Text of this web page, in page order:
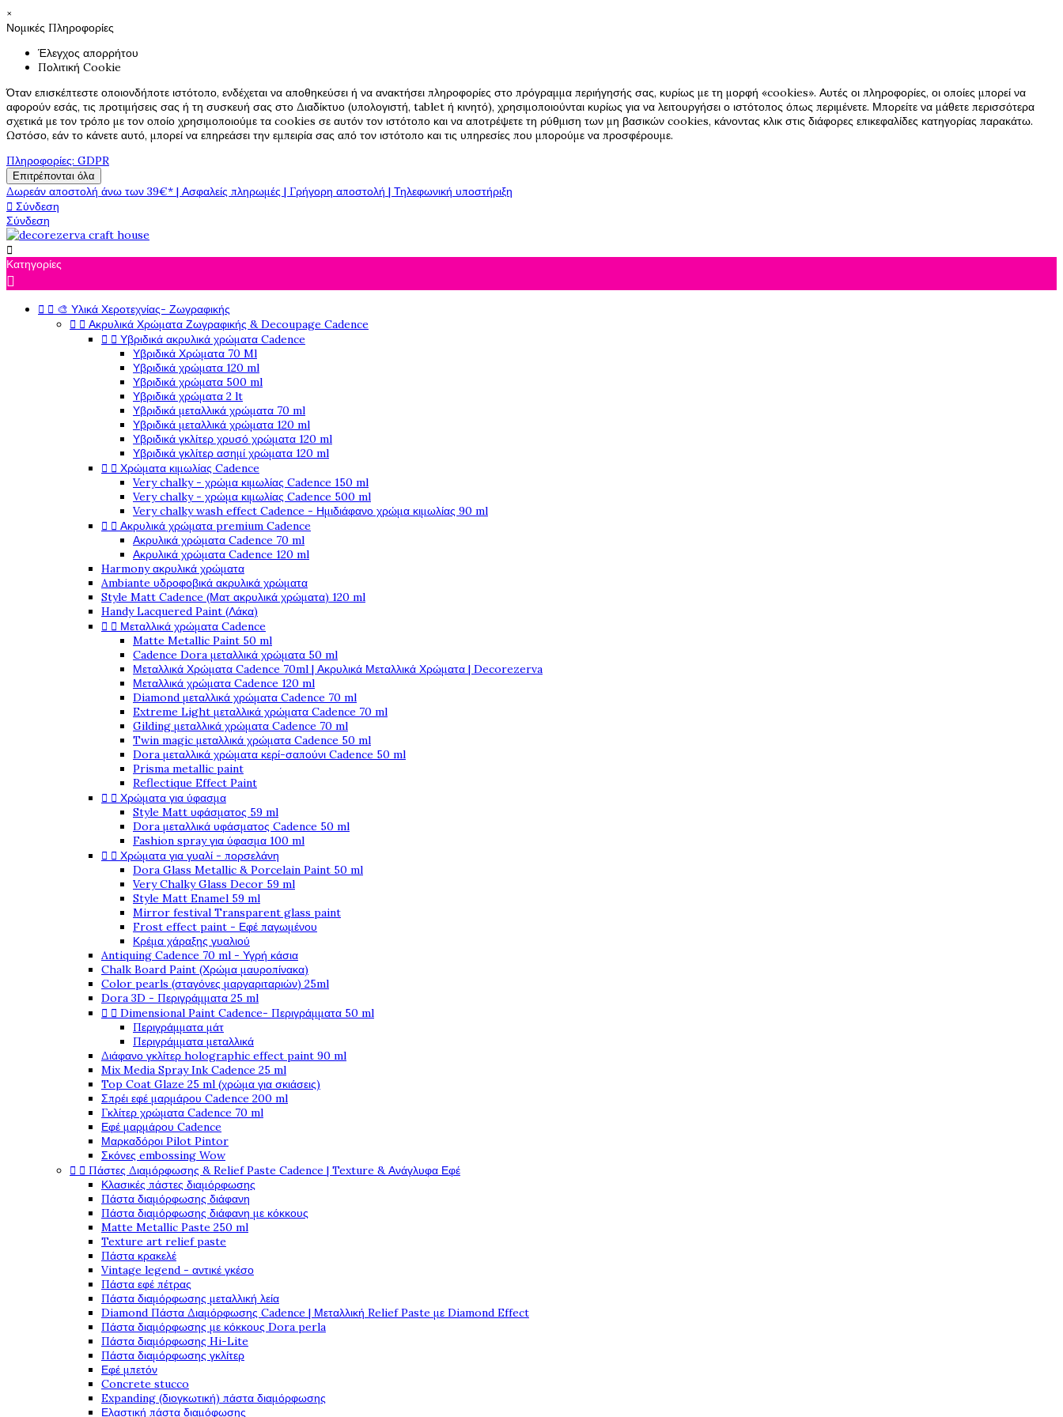
×
Νομικές Πληροφορίες
Έλεγχος απορρήτου
Πολιτική Cookie
Όταν επισκέπτεστε οποιονδήποτε ιστότοπο, ενδέχεται να αποθηκεύσει ή να ανακτήσει πληροφορίες στο πρόγραμμα περιήγησής σας, κυρίως με τη μορφή «cookies». Αυτές οι πληροφορίες, οι οποίες μπορεί να
αφορούν εσάς, τις προτιμήσεις σας ή τη συσκευή σας στο Διαδίκτυο (υπολογιστή, tablet ή κινητό), χρησιμοποιούνται κυρίως για να λειτουργήσει ο ιστότοπος όπως περιμένετε. Μπορείτε να μάθετε περισσότερα
σχετικά με τον τρόπο με τον οποίο χρησιμοποιούμε τα cookies σε αυτόν τον ιστότοπο και να αποτρέψετε τη ρύθμιση των μη βασικών cookies, κάνοντας κλικ στις διάφορες επικεφαλίδες κατηγορίας παρακάτω.
Ωστόσο, εάν το κάνετε αυτό, μπορεί να επηρεάσει την εμπειρία σας από τον ιστότοπο και τις υπηρεσίες που μπορούμε να προσφέρουμε.
Πληροφορίες: GDPR
Επιτρέπονται όλα
Δωρεάν αποστολή άνω των 39€* | Ασφαλείς πληρωμές | Γρήγορη αποστολή | Τηλεφωνική υποστήριξη
 Σύνδεση
Σύνδεση

Κατηγορίες

  🎨 Υλικά Χεροτεχνίας- Ζωγραφικής
  Ακρυλικά Χρώματα Ζωγραφικής & Decoupage Cadence
  Υβριδικά ακρυλικά χρώματα Cadence
Υβριδικά Χρώματα 70 Ml
Υβριδικά χρώματα 120 ml
Υβριδικά χρώματα 500 ml
Υβριδικά χρώματα 2 lt
Υβριδικά μεταλλικά χρώματα 70 ml
Υβριδικά μεταλλικά χρώματα 120 ml
Υβριδικά γκλίτερ χρυσό χρώματα 120 ml
Υβριδικά γκλίτερ ασημί χρώματα 120 ml
  Χρώματα κιμωλίας Cadence
Very chalky - χρώμα κιμωλίας Cadence 150 ml
Very chalky - χρώμα κιμωλίας Cadence 500 ml
Very chalky wash effect Cadence - Ημιδιάφανο χρώμα κιμωλίας 90 ml
  Ακρυλικά χρώματα premium Cadence
Ακρυλικά χρώματα Cadence 70 ml
Ακρυλικά χρώματα Cadence 120 ml
Harmony ακρυλικά χρώματα
Ambiante υδροφοβικά ακρυλικά χρώματα
Style Matt Cadence (Ματ ακρυλικά χρώματα) 120 ml
Handy Lacquered Paint (Λάκα)
  Μεταλλικά χρώματα Cadence
Matte Metallic Paint 50 ml
Cadence Dora μεταλλικά χρώματα 50 ml
Μεταλλικά Χρώματα Cadence 70ml | Ακρυλικά Μεταλλικά Χρώματα | Decorezerva
Μεταλλικά χρώματα Cadence 120 ml
Diamond μεταλλικά χρώματα Cadence 70 ml
Extreme Light μεταλλικά χρώματα Cadence 70 ml
Gilding μεταλλικά χρώματα Cadence 70 ml
Twin magic μεταλλικά χρώματα Cadence 50 ml
Dora μεταλλικά χρώματα κερί-σαπούνι Cadence 50 ml
Prisma metallic paint
Reflectique Effect Paint
  Χρώματα για ύφασμα
Style Matt υφάσματος 59 ml
Dora μεταλλικά υφάσματος Cadence 50 ml
Fashion spray για ύφασμα 100 ml
  Χρώματα για γυαλί - πορσελάνη
Dora Glass Metallic & Porcelain Paint 50 ml
Very Chalky Glass Decor 59 ml
Style Matt Enamel 59 ml
Mirror festival Transparent glass paint
Frost effect paint - Εφέ παγωμένου
Κρέμα χάραξης γυαλιού
Antiquing Cadence 70 ml - Υγρή κάσια
Chalk Board Paint (Χρώμα μαυροπίνακα)
Color pearls (σταγόνες μαργαριταριών) 25ml
Dora 3D - Περιγράμματα 25 ml
  Dimensional Paint Cadence- Περιγράμματα 50 ml
Περιγράμματα μάτ
Περιγράμματα μεταλλικά
Διάφανο γκλίτερ holographic effect paint 90 ml
Mix Media Spray Ink Cadence 25 ml
Top Coat Glaze 25 ml (χρώμα για σκιάσεις)
Σπρέι εφέ μαρμάρου Cadence 200 ml
Γκλίτερ χρώματα Cadence 70 ml
Εφέ μαρμάρου Cadence
Μαρκαδόροι Pilot Pintor
Σκόνες embossing Wow
  Πάστες Διαμόρφωσης & Relief Paste Cadence | Texture & Ανάγλυφα Εφέ
Κλασικές πάστες διαμόρφωσης
Πάστα διαμόρφωσης διάφανη
Πάστα διαμόρφωσης διάφανη με κόκκους
Matte Metallic Paste 250 ml
Texture art relief paste
Πάστα κρακελέ
Vintage legend - αντικέ γκέσο
Πάστα εφέ πέτρας
Πάστα διαμόρφωσης μεταλλική λεία
Diamond Πάστα Διαμόρφωσης Cadence | Μεταλλική Relief Paste με Diamond Effect
Πάστα διαμόρφωσης με κόκκους Dora perla
Πάστα διαμόρφωσης Hi-Lite
Πάστα διαμόρφωσης γκλίτερ
Εφέ μπετόν
Concrete stucco
Expanding (διογκωτική) πάστα διαμόρφωσης
Ελαστική πάστα διαμόφωσης